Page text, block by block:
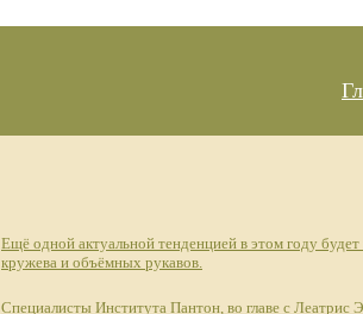
Ещё одной актуальной тенденцией в этом году
кружева и объёмных рукавов.
Специалисты Института Пантон, во главе с